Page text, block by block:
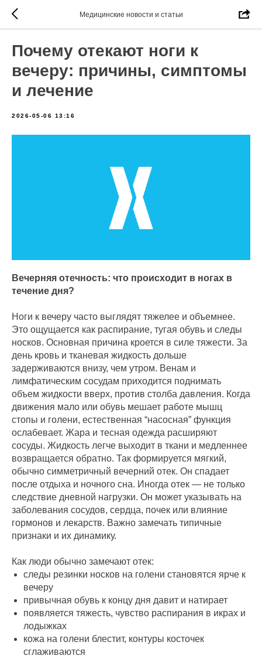
Медицинские новости и статьи
Почему отекают ноги к
вечеру: причины, симптомы
и лечение
2026-05-06 13:16
Вечерняя отечность: что происходит в ногах в
течение дня?
Ноги к вечеру часто выглядят тяжелее и объемнее.
Это ощущается как распирание, тугая обувь и следы
носков. Основная причина кроется в силе тяжести. За
день кровь и тканевая жидкость дольше
задерживаются внизу, чем утром. Венам и
лимфатическим сосудам приходится поднимать
объем жидкости вверх, против столба давления. Когда
движения мало или обувь мешает работе мышц
стопы и голени, естественная “насосная” функция
ослабевает. Жара и тесная одежда расширяют
сосуды. Жидкость легче выходит в ткани и медленнее
возвращается обратно. Так формируется мягкий,
обычно симметричный вечерний отек. Он спадает
после отдыха и ночного сна. Иногда отек — не только
следствие дневной нагрузки. Он может указывать на
заболевания сосудов, сердца, почек или влияние
гормонов и лекарств. Важно замечать типичные
признаки и их динамику.
Как люди обычно замечают отек:
следы резинки носков на голени становятся ярче к
вечеру
привычная обувь к концу дня давит и натирает
появляется тяжесть, чувство распирания в икрах и
лодыжках
кожа на голени блестит, контуры косточек
сглаживаются